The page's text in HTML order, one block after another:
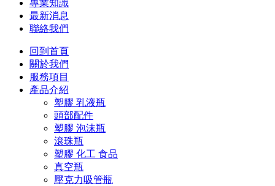
專業知識
最新消息
聯絡我們
回到首頁
關於我們
服務項目
產品介紹
塑膠 乳液瓶
頭部配件
塑膠 泡沫瓶
滾珠瓶
塑膠 化工 食品
真空瓶
壓克力吸管瓶